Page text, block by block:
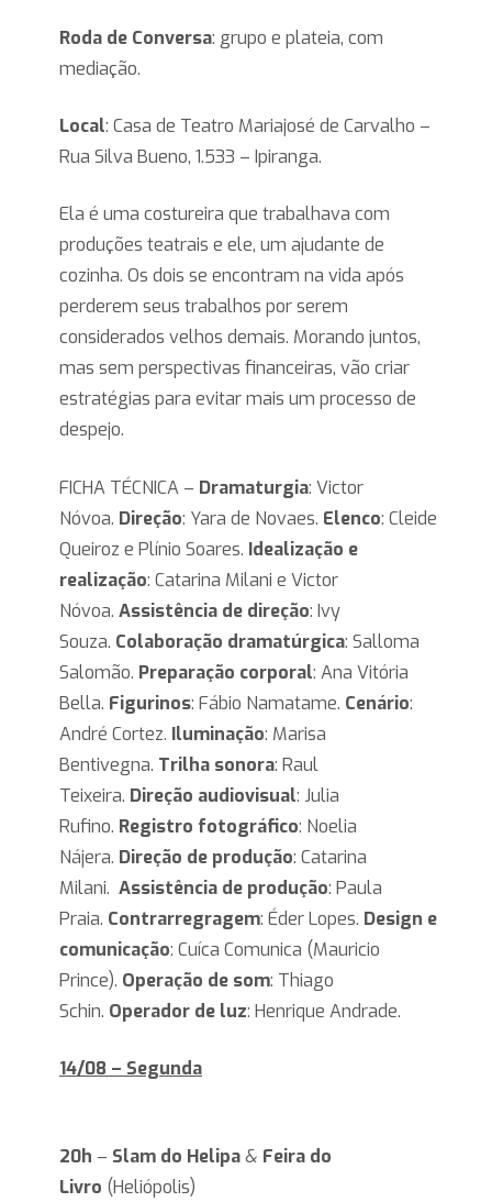
Roda de Conversa: grupo e plateia, com
mediação.
Local: Casa de Teatro Mariajosé de Carvalho –
Rua Silva Bueno, 1.533 – Ipiranga.
Ela é uma costureira que trabalhava com
produções teatrais e ele, um ajudante de
cozinha. Os dois se encontram na vida após
perderem seus trabalhos por serem
considerados velhos demais. Morando juntos,
mas sem perspectivas financeiras, vão criar
estratégias para evitar mais um processo de
despejo.
FICHA TÉCNICA – Dramaturgia: Victor
Nóvoa. Direção: Yara de Novaes. Elenco: Cleide
Queiroz e Plínio Soares. Idealização e
realização: Catarina Milani e Victor
Nóvoa. Assistência de direção: Ivy
Souza. Colaboração dramatúrgica: Salloma
Salomão. Preparação corporal: Ana Vitória
Bella. Figurinos: Fábio Namatame. Cenário:
André Cortez. Iluminação: Marisa
Bentivegna. Trilha sonora: Raul
Teixeira. Direção audiovisual: Julia
Rufino. Registro fotográfico: Noelia
Nájera. Direção de produção: Catarina
Milani. Assistência de produção: Paula
Praia. Contrarregragem: Éder Lopes. Design e
comunicação: Cuíca Comunica (Mauricio
Prince). Operação de som: Thiago
Schin. Operador de luz: Henrique Andrade.
14/08 – Segunda
20h – Slam do Helipa& Feira do
Livro (Heliópolis)